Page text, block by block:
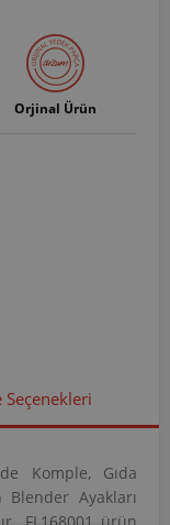
Orjinal Ürün
Seçenekleri
Komple, Gıda
Ayakları